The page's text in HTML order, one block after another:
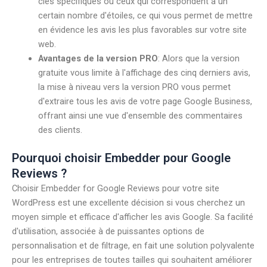
certain nombre d'étoiles, ce qui vous permet de mettre
en évidence les avis les plus favorables sur votre site
web.
Avantages de la version PRO: Alors que la version
gratuite vous limite à l'affichage des cinq derniers avis,
la mise à niveau vers la version PRO vous permet
d'extraire tous les avis de votre page Google Business,
offrant ainsi une vue d'ensemble des commentaires
des clients.
Pourquoi choisir Embedder pour Google
Reviews ?
Choisir Embedder for Google Reviews pour votre site
WordPress est une excellente décision si vous cherchez un
moyen simple et efficace d'afficher les avis Google. Sa facilité
d'utilisation, associée à de puissantes options de
personnalisation et de filtrage, en fait une solution polyvalente
pour les entreprises de toutes tailles qui souhaitent améliorer